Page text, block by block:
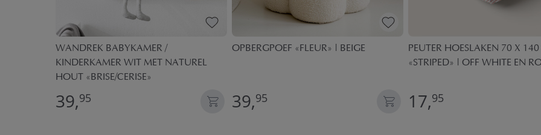
WANDREK BABYKAMER /
KINDERKAMER WIT MET NATUREL
HOUT «BRISE/CERISE»
39,95
OPBERGPOEF «FLEUR» | BEIGE
39,95
PEUTER HOESLAKEN 70 X
«STRIPED» | OFF WHITE EN
17,95